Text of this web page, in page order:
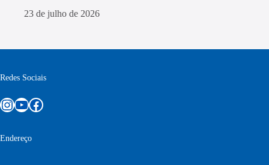
23 de julho de 2026
Redes Sociais
Instagram
Youtube
Facebook
Endereço